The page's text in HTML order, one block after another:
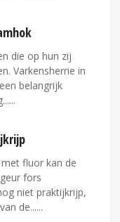
die op hun zij
Varkensherrie in
belangrijk
fluor kan de
fors
niet praktijkrijp,
de...